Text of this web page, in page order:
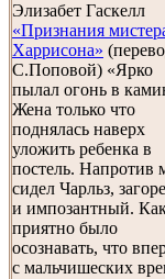
Элизабет Гаскелл
«Признания
Харрисона»
С.Поповой) «Ярко
пылал огонь в
Жена только что
поднялась наверх
уложить ребенка в
постель. Напротив
сидел Чарльз,
и импозантный.
приятно было
осознавать, что
с мальчишеских